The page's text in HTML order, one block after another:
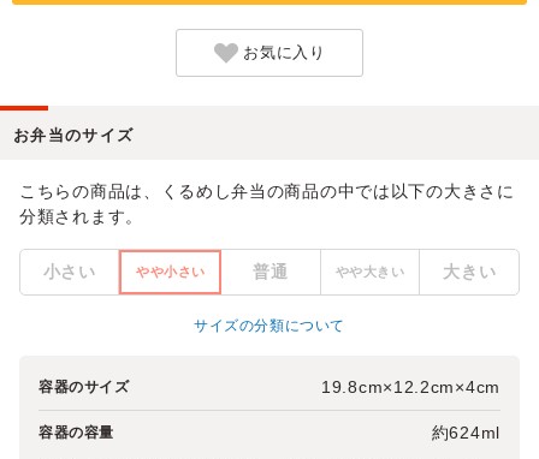
お気に入り
お弁当のサイズ
こちらの商品は、くるめし弁当の商品の中では以下の大きさに
分類されます。
小さい やや小さい 普通 やや大きい 大きい
サイズの分類について
容器のサイズ 19.8cm×12.2cm×4cm
容器の容量 約624ml